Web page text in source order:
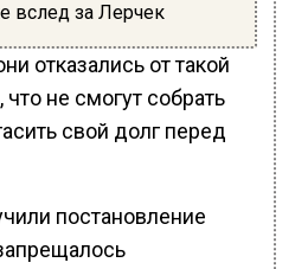
вслед за Лерчек
отказались от такой
что не смогут собрать
свой долг перед
постановление